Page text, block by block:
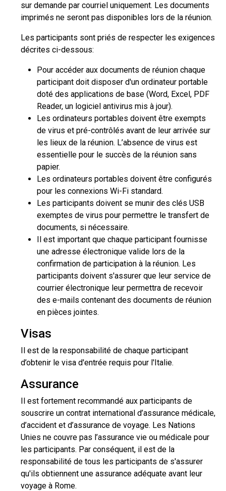
sur demande par courriel uniquement. Les documents
imprimés ne seront pas disponibles lors de la réunion.
Les participants sont priés de respecter les exigences
décrites ci-dessous:
Pour accéder aux documents de réunion chaque
participant doit disposer d'un ordinateur portable
doté des applications de base (Word, Excel, PDF
Reader, un logiciel antivirus mis à jour).
Les ordinateurs portables doivent être exempts
de virus et pré-contrôlés avant de leur arrivée sur
les lieux de la réunion. L’absence de virus est
essentielle pour le succès de la réunion sans
papier.
Les ordinateurs portables doivent être configurés
pour les connexions Wi-Fi standard.
Les participants doivent se munir des clés USB
exemptes de virus pour permettre le transfert de
documents, si nécessaire.
Il est important que chaque participant fournisse
une adresse électronique valide lors de la
confirmation de participation à la réunion. Les
participants doivent s'assurer que leur service de
courrier électronique leur permettra de recevoir
des e-mails contenant des documents de réunion
en pièces jointes.
Visas
Il est de la responsabilité de chaque participant
d’obtenir le visa d'entrée requis pour l'Italie.
Assurance
Il est fortement recommandé aux participants de
souscrire un contrat international d’assurance médicale,
d’accident et d’assurance de voyage. Les Nations
Unies ne couvre pas l’assurance vie ou médicale pour
les participants. Par conséquent, il est de la
responsabilité de tous les participants de s'assurer
qu'ils obtiennent une assurance adéquate avant leur
voyage à Rome.